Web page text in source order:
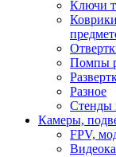
Ключи
Помпы
Разное
Стенды
Камеры,
FPV,